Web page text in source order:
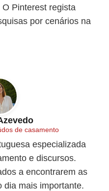
Pinterest regista
por cenários na
de casamento
especializada
e discursos.
a encontrarem as
dia mais importante.